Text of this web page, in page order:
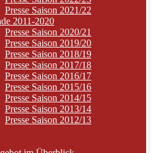
Presse Saison 2021/22
2011-2020
Presse Saison 2020/21
Presse Saison 2019/20
Presse Saison 2018/19
Presse Saison 2017/18
Presse Saison 2016/17
Presse Saison 2015/16
Presse Saison 2014/15
Presse Saison 2013/14
Presse Saison 2012/13